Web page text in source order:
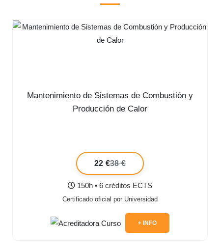
Mantenimiento de Sistemas de Combustión y
Producción de Calor
22 €38 €
150h • 6 créditos ECTS
Certificado oficial por Universidad
+ INFO